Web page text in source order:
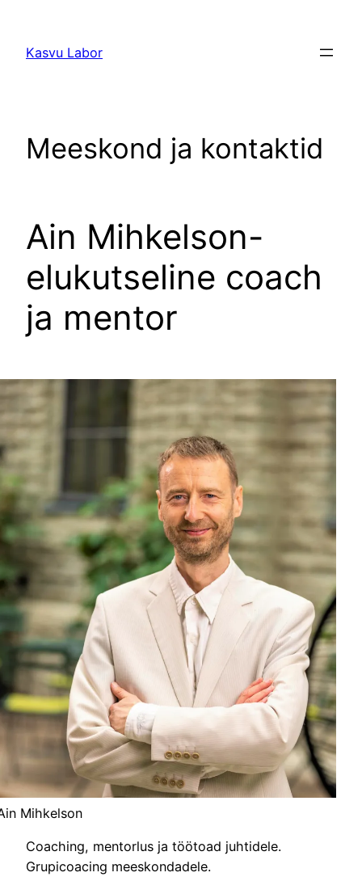
juurde
Kasvu Labor
Meeskond ja kontaktid
Ain Mihkelson-
elukutseline coach
ja mentor
Mihkelson
Coaching, mentorlus ja töötoad juhtidele.
Grupicoacing meeskondadele.